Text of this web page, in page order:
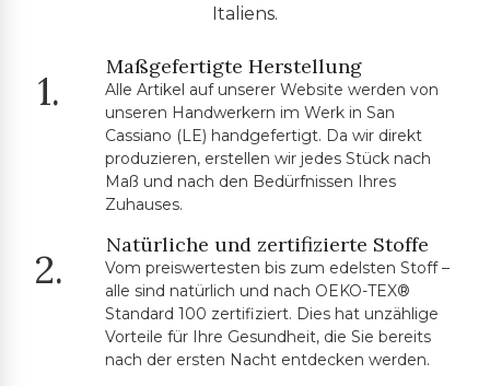
Italiens.
1.
Maßgefertigte Herstellung
Alle Artikel auf unserer Website werden von
unseren Handwerkern im Werk in San
Cassiano (LE) handgefertigt. Da wir direkt
produzieren, erstellen wir jedes Stück nach
Maß und nach den Bedürfnissen Ihres
Zuhauses.
2.
Natürliche und zertifizierte Stoffe
Vom preiswertesten bis zum edelsten Stoff –
alle sind natürlich und nach OEKO-TEX®
Standard 100 zertifiziert. Dies hat unzählige
Vorteile für Ihre Gesundheit, die Sie bereits
nach der ersten Nacht entdecken werden.